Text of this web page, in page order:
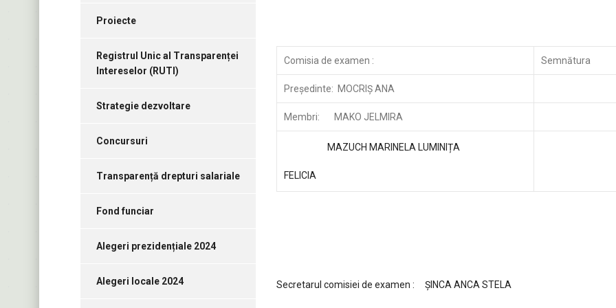
Comisia de examen : Semnătura
Preşedinte: MOCRIȘ ANA
Membri: MAKO JELMIRA
MAZUCH MARINELA LUMINIȚA
FELICIA
Secretarul comisiei de examen : ȘINCA ANCA STELA
Proiecte
Registrul Unic al Transparenței
Intereselor (RUTI)
Strategie dezvoltare
Concursuri
Transparență drepturi salariale
Fond funciar
Alegeri prezidențiale 2024
Alegeri locale 2024